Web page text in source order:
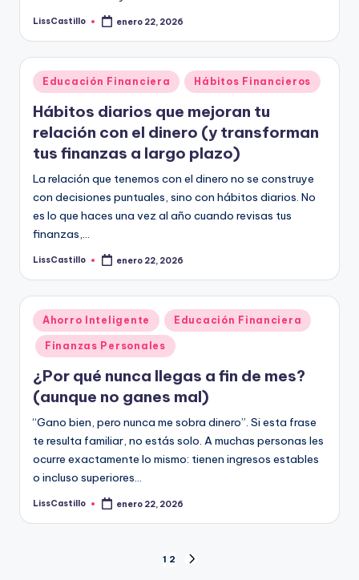
Publicado
LissCastillo enero 22, 2026
Publicado
en
Educación Financiera Hábitos Financieros
Hábitos diarios que mejoran tu
relación con el dinero (y transforman
tus finanzas a largo plazo)
La relación que tenemos con el dinero no se construye
con decisiones puntuales, sino con hábitos diarios. No
es lo que haces una vez al año cuando revisas tus
finanzas,…
Publicado
LissCastillo enero 22, 2026
Publicado
en
Ahorro Inteligente Educación Financiera
Finanzas Personales
¿Por qué nunca llegas a fin de mes?
(aunque no ganes mal)
“Gano bien, pero nunca me sobra dinero”. Si esta frase
te resulta familiar, no estás solo. A muchas personas les
ocurre exactamente lo mismo: tienen ingresos estables
o incluso superiores…
Publicado
LissCastillo enero 22, 2026
1 2